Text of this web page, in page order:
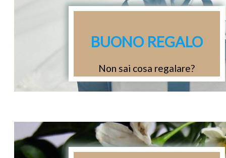
BUONO REGALO
Non sai cosa regalare?
Se sei indeciso questa è
l'idea per te.